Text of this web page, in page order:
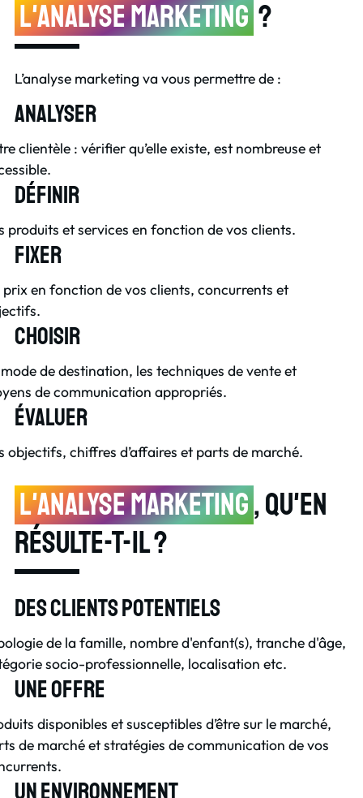
l'analyse marketing ?
L’analyse marketing va vous permettre de :
Analyser
clientèle : vérifier qu’elle existe, est nombreuse et
Définir
produits et services en fonction de vos clients.
Fixer
prix en fonction de vos clients, concurrents et
Choisir
de destination, les techniques de vente et
de communication appropriés.
Évaluer
objectifs, chiffres d’affaires et parts de marché.
L'analyse Marketing, qu'en
résulte-t-il ?
Des clients potentiels
de la famille, nombre d'enfant(s), tranche d'âge,
socio-professionnelle, localisation etc.
Une offre
disponibles et susceptibles d’être sur le marché,
de marché et stratégies de communication de vos
Un environnement